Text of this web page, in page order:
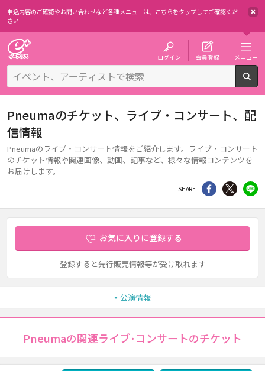
申込内容のご確認やお問い合わせなど各種メニューは、 こちらをタップしてご確認くだ
さい
ログイン 会員登録 メニュー
Pneumaのチケット、ライブ・コンサート、配
信情報
Pneumaのライブ・コンサート情報をご紹介します。ライブ・コンサート
のチケット情報や関連画像、動画、記事など、様々な情報コンテンツを
お届けします。
SHARE シェア Twitter
お気に入りに登録する
登録すると先行販売情報等が受け取れます
公演情報
Pneumaの関連ライブ･コンサートのチケット